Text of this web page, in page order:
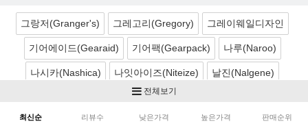
그랑저(Granger's) 그레고리(Gregory) 그레이웨일디자인
기어에이드(Gearaid) 기어팩(Gearpack) 나루(Naroo)
나시카(Nashica) 나잇아이즈(Niteize) 날진(Nalgene)
네이처하이크(Naturehike) 노르딕캠프(Nordicamp)
니모(Nemo) 노박스(Nobox) 닉왁스(Nikwax)
전체보기
최신순 리뷰수 낮은가격 높은가격 판매순위